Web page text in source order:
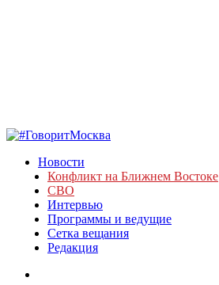
Новости
Конфликт на Ближнем Востоке
СВО
Интервью
Программы и ведущие
Сетка вещания
Редакция